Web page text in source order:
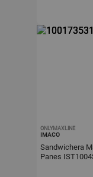
ONLYMAXLINE
IMACO
Sandwichera
Panes